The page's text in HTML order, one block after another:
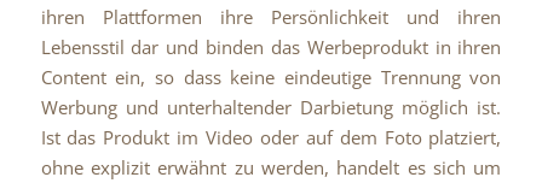
ihren Plattformen ihre Persönlichkeit und ihren
Lebensstil dar und binden das Werbeprodukt in ihren
Content ein, so dass keine eindeutige Trennung von
Werbung und unterhaltender Darbietung möglich ist.
Ist das Produkt im Video oder auf dem Foto platziert,
ohne explizit erwähnt zu werden, handelt es sich um